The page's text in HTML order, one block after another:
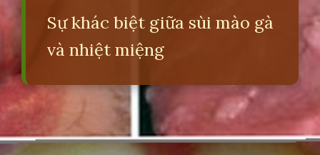
Sự khác biệt giữa sùi mào gà
và nhiệt miệng